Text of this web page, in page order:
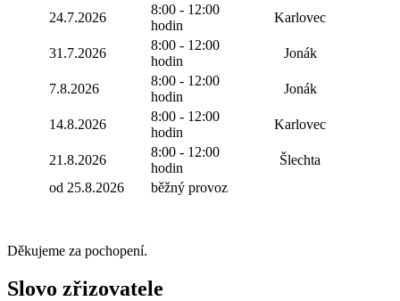
24.7.2026
8:00 - 12:00
hodin
Karlovec
31.7.2026
8:00 - 12:00
hodin
Jonák
7.8.2026
8:00 - 12:00
hodin
Jonák
14.8.2026
8:00 - 12:00
hodin
Karlovec
21.8.2026
8:00 - 12:00
hodin
Šlechta
od 25.8.2026
běžný provoz
Děkujeme za pochopení.
Slovo zřizovatele